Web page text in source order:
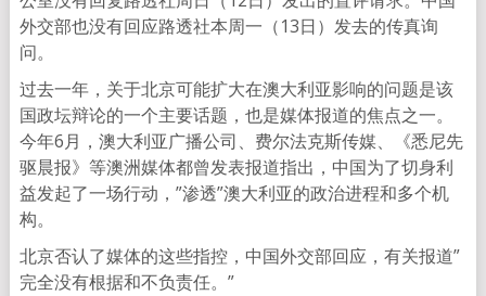
外交部也没有回应路透社本周一（13日）发去的传真询
问。
过去一年，关于北京可能扩大在澳大利亚影响的问题是该
国政坛辩论的一个主要话题，也是媒体报道的焦点之一。
今年6月，澳大利亚广播公司、费尔法克斯传媒、《悉尼先
驱晨报》等澳洲媒体都曾发表报道指出，中国为了切身利
益发起了一场行动，”渗透”澳大利亚的政治进程和多个机
构。
北京否认了媒体的这些指控，中国外交部回应，有关报道”
完全没有根据和不负责任。”